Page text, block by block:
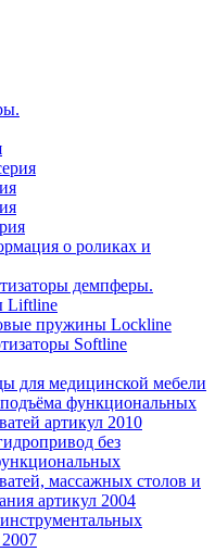
о роликах и
демпферы.
Liftline
пружины Lockline
Softline
для медицинской мебели
функциональных
артикул 2010
без
массажных столов и
артикул 2004